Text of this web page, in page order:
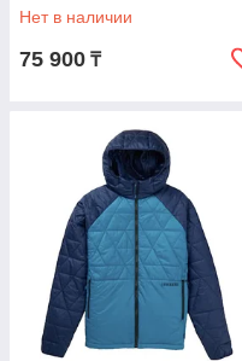
Нет в наличии
75 900 ₸